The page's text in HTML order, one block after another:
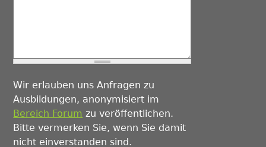
Wir erlauben uns Anfragen zu
Ausbildungen, anonymisiert im
Bereich Forum zu veröffentlichen.
Bitte vermerken Sie, wenn Sie damit
nicht einverstanden sind.